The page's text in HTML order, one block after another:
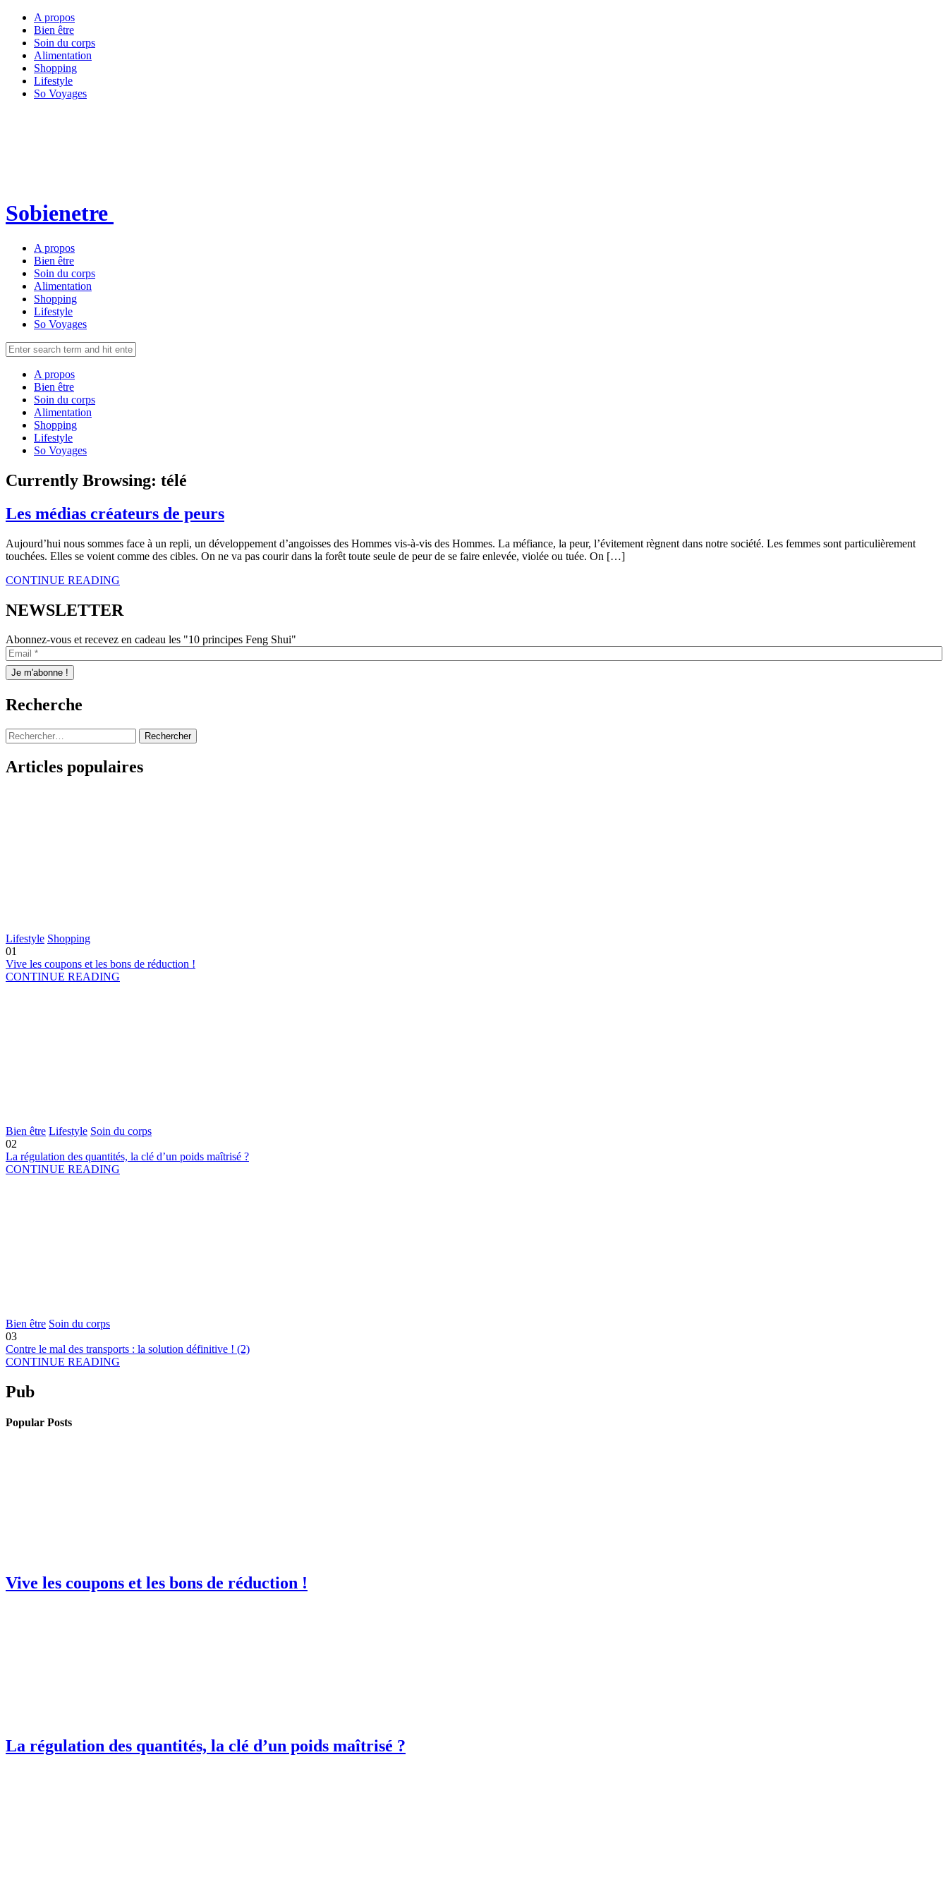
A propos
Bien être
Soin du corps
Alimentation
Shopping
Lifestyle
So Voyages
Sobienetre
A propos
Bien être
Soin du corps
Alimentation
Shopping
Lifestyle
So Voyages
A propos
Bien être
Soin du corps
Alimentation
Shopping
Lifestyle
So Voyages
Currently Browsing: télé
Les médias créateurs de peurs
Aujourd’hui nous sommes face à un repli, un développement d’angoisses des Hommes vis-à-vis des Hommes. La méfiance, la peur, l’évitement règnent dans notre société. Les femmes sont particulièrement
touchées. Elles se voient comme des cibles. On ne va pas courir dans la forêt toute seule de peur de se faire enlevée, violée ou tuée. On […]
CONTINUE READING
NEWSLETTER
Abonnez-vous et recevez en cadeau les "10 principes Feng Shui"
Recherche
Rechercher :
Articles populaires
Lifestyle Shopping
01
Vive les coupons et les bons de réduction !
CONTINUE READING
Bien être Lifestyle Soin du corps
02
La régulation des quantités, la clé d’un poids maîtrisé ?
CONTINUE READING
Bien être Soin du corps
03
Contre le mal des transports : la solution définitive ! (2)
CONTINUE READING
Pub
Popular Posts
Vive les coupons et les bons de réduction !
La régulation des quantités, la clé d’un poids maîtrisé ?